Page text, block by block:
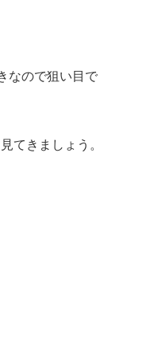
なので狙い目で
てきましょう。